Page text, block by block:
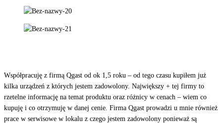
Współpracuję z firmą Qgast od ok 1,5 roku – od tego czasu kupiłem już
kilka urządzeń z których jestem zadowolony. Największy + tej firmy to
rzetelne informację na temat produktu oraz różnicy w cenach – wiem co
kupuję i co otrzymuję w danej cenie. Firma Qgast prowadzi u mnie również
prace w serwisowe w lokalu z czego jestem zadowolony ponieważ są